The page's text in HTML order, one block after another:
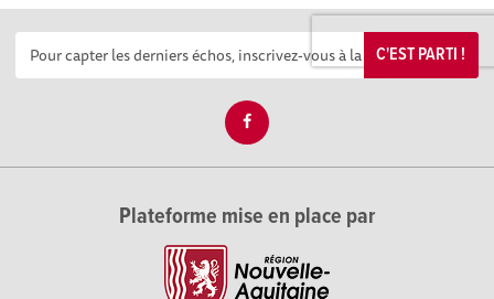
C'EST PARTI !
Plateforme mise en place par